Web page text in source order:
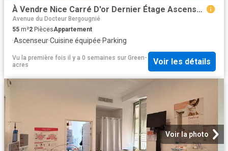
À Vendre Nice Carré D'or Dernier Étage Ascenseur Gar. 55m² Nice
Avenue du Docteur Bergougnié
55 m²2 PiècesAppartement
·Ascenseur·Cuisine équipée·Parking
Vu la première fois il y a 0 semaines sur Green-
acres
Voir les détails
Voir la photo